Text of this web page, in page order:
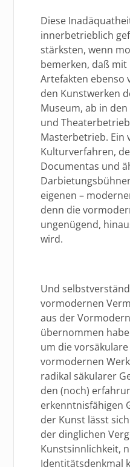
Diese
innerbetrieblich
stärksten, wenn
bemerken, daß
Artefakten ebenso
den Kunstwerken
Museum, ab in
und
Masterbetrieb. Ein
Kulturverfahren,
Documentas und
eigenen –
denn die
ungenügend,
wird.
Und
vormodernen
aus der
übernommen
um die
vormodernen
radikal säkularer
den (noch)
erkenntnisfähigen
der Kunst lässt
der dinglichen
Kunstsinnlichkeit,
Identitätsdenkmal